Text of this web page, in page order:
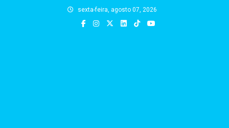
sexta-feira, agosto 07, 2026